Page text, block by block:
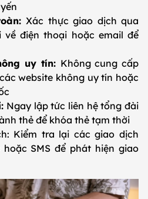
Xác thực giao dịch qua
về điện thoại hoặc email để
uy tín: Không cung cấp
website không uy tín hoặc
Ngay lập tức liên hệ tổng đài
thẻ để khóa thẻ tạm thời
Kiểm tra lại các giao dịch
SMS để phát hiện giao